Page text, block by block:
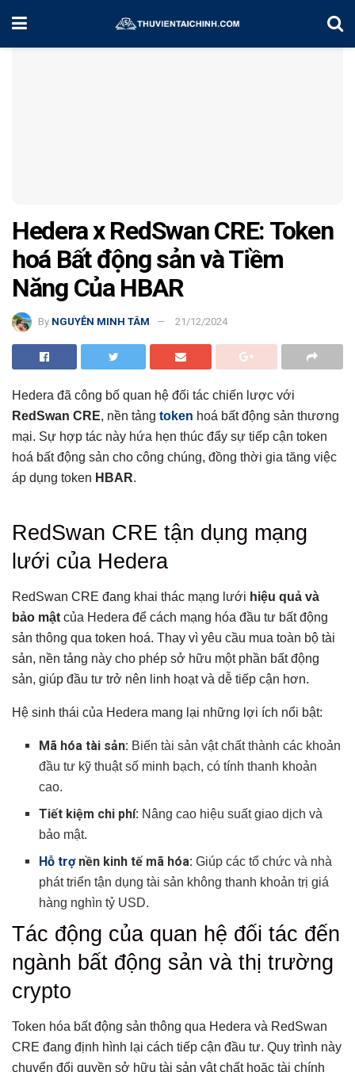
Home
Hedera x RedSwan CRE: Token
hoá Bất động sản và Tiềm
Năng Của HBAR
By NGUYỄN MINH TÂM 21/12/2024
Hedera đã công bố quan hệ đối tác chiến lược với
RedSwan CRE, nền tảng token hoá bất động sản thương
mại. Sự hợp tác này hứa hẹn thúc đẩy sự tiếp cận token
hoá bất động sản cho công chúng, đồng thời gia tăng việc
áp dụng token HBAR.
RedSwan CRE tận dụng mạng lưới của Hedera
Tác động của quan hệ đối tác đến ngành bất động sản và
Ảnh hưởng đến giá trị HBAR
Kết luận
Có thể bạn chưa biết
RedSwan CRE tận dụng mạng
lưới của Hedera
RedSwan CRE đang khai thác mạng lưới hiệu quả và
bảo mật của Hedera để cách mạng hóa đầu tư bất động
sản thông qua token hoá. Thay vì yêu cầu mua toàn bộ tài
sản, nền tảng này cho phép sở hữu một phần bất động
sản, giúp đầu tư trở nên linh hoạt và dễ tiếp cận hơn.
Hệ sinh thái của Hedera mang lại những lợi ích nổi bật:
Mã hóa tài sản: Biến tài sản vật chất thành các khoản
đầu tư kỹ thuật số minh bạch, có tính thanh khoản
cao.
Tiết kiệm chi phí: Nâng cao hiệu suất giao dịch và
bảo mật.
Hỗ trợnền kinh tế mã hóa: Giúp các tổ chức và nhà
phát triển tận dụng tài sản không thanh khoản trị giá
hàng nghìn tỷ USD.
Tác động của quan hệ đối tác đến
ngành bất động sản và thị trường
crypto
Token hóa bất động sản thông qua Hedera và RedSwan
CRE đang định hình lại cách tiếp cận đầu tư. Quy trình này
chuyển đổi quyền sở hữu tài sản vật chất hoặc tài chính